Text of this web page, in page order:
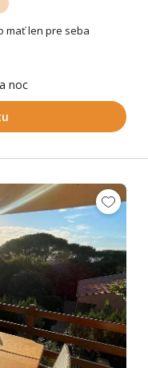
mať len pre seba
noc